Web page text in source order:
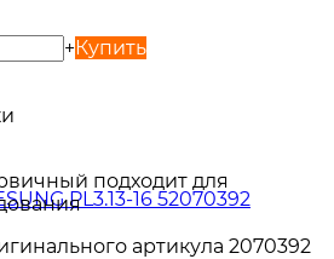
+Купить
подходит для
артикула 2070392